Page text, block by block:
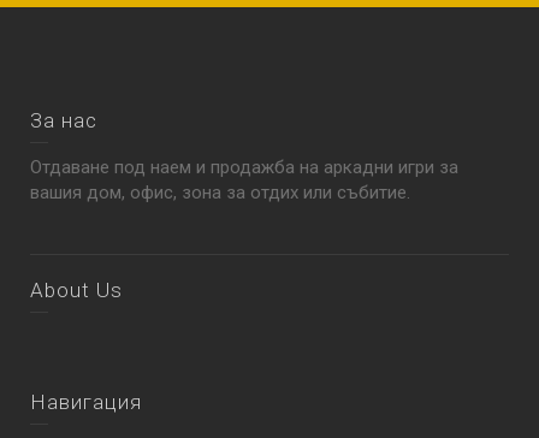
За нас
Отдаване под наем и продажба на аркадни игри за
вашия дом, офис, зона за отдих или събитие.
About Us
Навигация